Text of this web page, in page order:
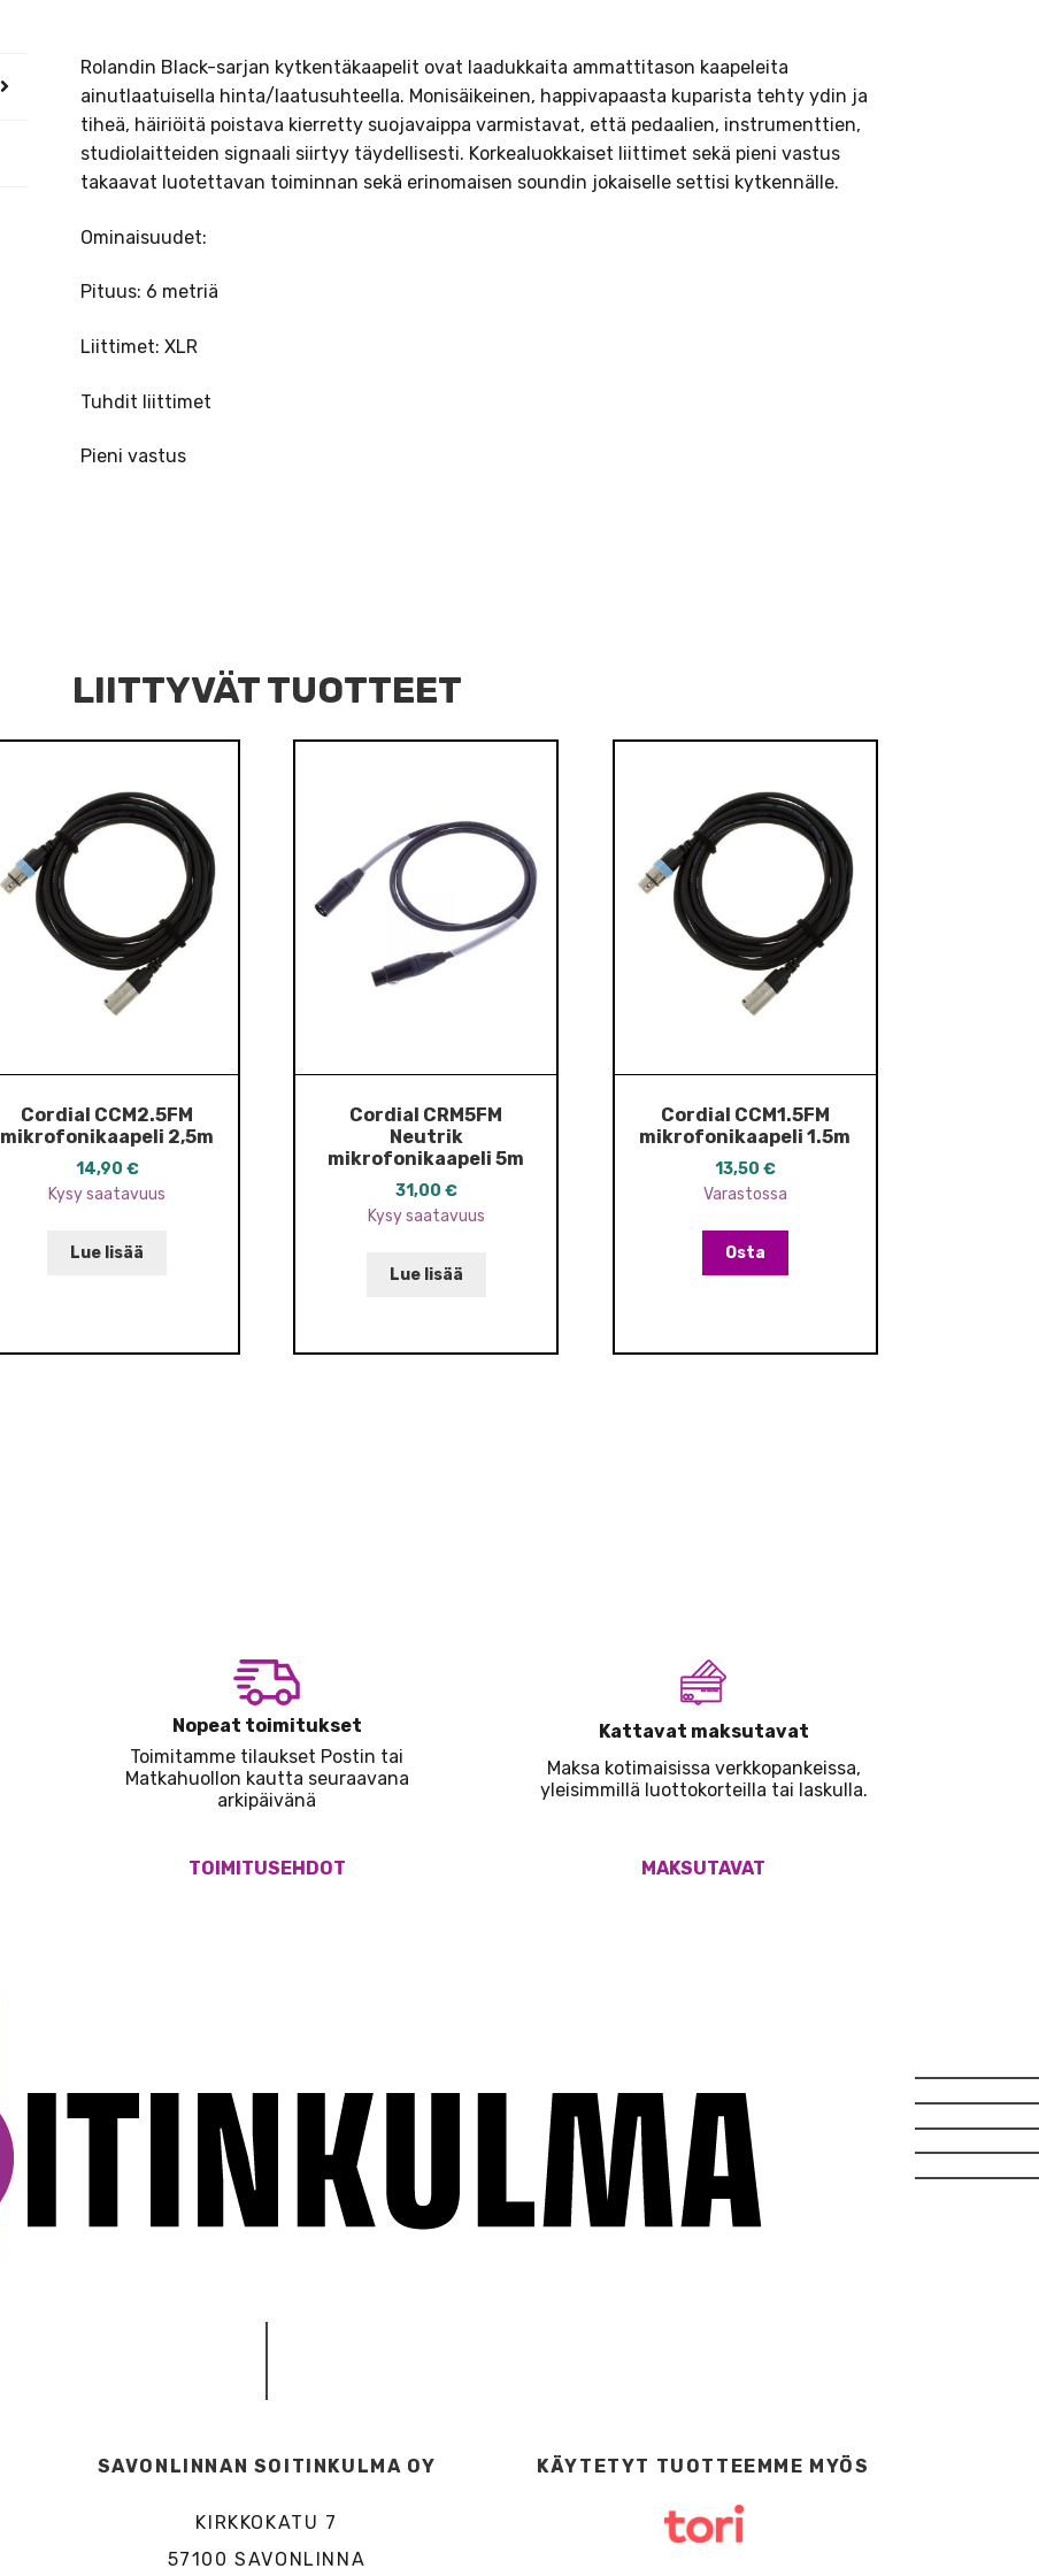
Rolandin Black-sarjan kytkentäkaapelit ovat laadukkaita ammattitason kaapeleita
ainutlaatuisella hinta/laatusuhteella. Monisäikeinen, happivapaasta kuparista tehty ydin ja
tiheä, häiriöitä poistava kierretty suojavaippa varmistavat, että pedaalien, instrumenttien,
studiolaitteiden signaali siirtyy täydellisesti. Korkealuokkaiset liittimet sekä pieni vastus
takaavat luotettavan toiminnan sekä erinomaisen soundin jokaiselle settisi kytkennälle.
Ominaisuudet:
Pituus: 6 metriä
Liittimet: XLR
Tuhdit liittimet
Pieni vastus
LIITTYVÄT TUOTTEET
Cordial CCM2.5FM
mikrofonikaapeli 2,5m
14,90 €
Kysy saatavuus
Lue lisää
Cordial CRM5FM
Neutrik
mikrofonikaapeli 5m
31,00 €
Kysy saatavuus
Lue lisää
Cordial CCM1.5FM
mikrofonikaapeli 1.5m
13,50 €
Varastossa
Osta
Nopeat toimitukset
Toimitamme tilaukset Postin tai
Matkahuollon kautta seuraavana
arkipäivänä
TOIMITUSEHDOT
Kattavat maksutavat
Maksa kotimaisissa verkkopankeissa,
yleisimmillä luottokorteilla tai laskulla.
MAKSUTAVAT
SAVONLINNAN SOITINKULMA OY
KIRKKOKATU 7
57100 SAVONLINNA
KÄYTETYT TUOTTEEMME MYÖS